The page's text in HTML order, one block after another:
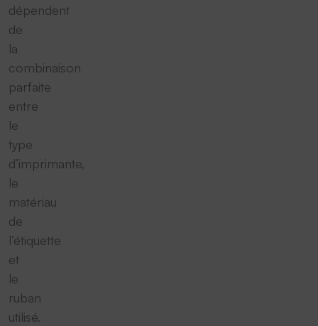
dépendent
de
la
combinaison
parfaite
entre
le
type
d’imprimante,
le
matériau
de
l’étiquette
et
le
ruban
utilisé.